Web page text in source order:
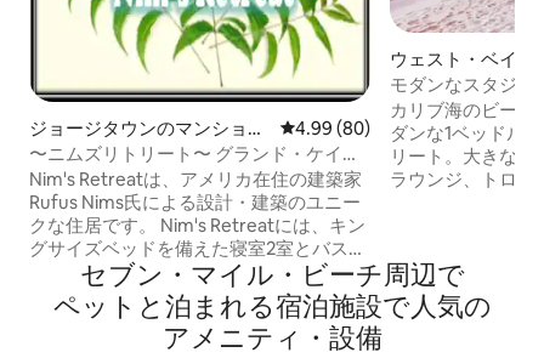
ジョージタウンのマンショ
ン・アパート
レビュー80件、5つ星中4.99つ
4.99 (80)
〜ニムズリトリート〜 グランド・ケイマ
ンBWI
Nim's Retreatは、アメリカ在住の建築家
Rufus Nims氏による設計・建築のユニー
クな住居です。 Nim's Retreatには、キン
グサイズベッドを備えた寝室2室とバスル
ーム2室があります。グランド・ケイマン
島の最高のレストランやダイビングスポ
ットのいくつかから近く、中心部に位置
しています。ちょっと足を伸ばすだけで
ウェスト・ベイの
アム
モダンなスタジオ
ベキューまで徒歩
カリブ海のビーチ
ダンな1ベッドル
リート。大きな
ラウンジ、トロピ
ましょう。室内に
ン、高速Wi-Fi、
プル、ひとり旅、
セブン・マイル・ビーチ周⁠辺⁠で
ペ⁠ッ⁠ト⁠と泊⁠ま⁠れ⁠る宿⁠泊⁠施⁠設⁠で人⁠気⁠の
ア⁠メ⁠ニ⁠テ⁠ィ・設⁠備